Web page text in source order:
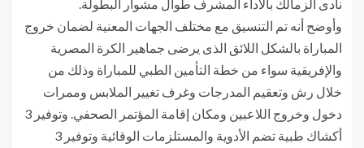
نادى الزمالك بالأداء المشرف طوال مشوار البطولة.
وأوضح أنه تم التنسيق مع مختلف الجهات المعنية لضمان خروج
المباراة بالشكل اللائق الذى يرضى جماهير الكرة المصرية
والإفريقية سواء من خطة التأمين الطبي للمباراة وذلك من
خلال رش وتعقيم المدرجات وغرف تغيير الملابس وممرات
دخول وخروج اللاعبين ومكان إقامة المؤتمر الصحفي. وتوفير 3
أكشاك طبية تضم الأدوية والمستلزمات الوقائية وتوفير 3